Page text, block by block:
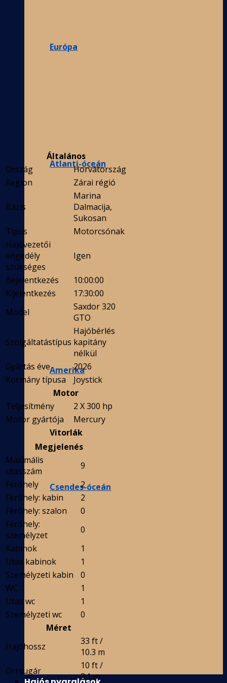
Európa
Atlanti-óceán
Amerika
Csendes-óceán
Általános
Ország
Horvátország
Region
Zárai régió
Bázis
Marina
Dalmacija,
Sukosan
Típus
Motorcsónak
Hajóvezetői
engedély
szükséges
Igen
Bejelentkezés
10:00:00
Kijelentkezés
17:30:00
Model
Saxdor 320
GTO
Szolgáltatástípus
Hajóbérlés
kapitány
nélkül
Gyártás éve
2026
Kormány típusa
Joystick
Motor
Teljesítmény
2 X 300 hp
Motor gyártója
Mercury
Vitorlák
Megjelenés
Maximális
utasszám
9
Férőhely
2
Férőhely: kabin
2
Férőhely: szalon
0
Férőhely:
személyzet
0
Kabinok
1
Utas kabinok
1
Személyzeti kabin
0
WC
1
Utas wc
1
Személyzeti wc
0
Méret
Hajóhossz
33 ft /
10.3 m
Orrsugár
10 ft /
3.1 m